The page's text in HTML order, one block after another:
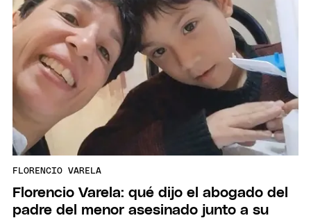
FLORENCIO VARELA
Florencio Varela: qué dijo el abogado del
padre del menor asesinado junto a su